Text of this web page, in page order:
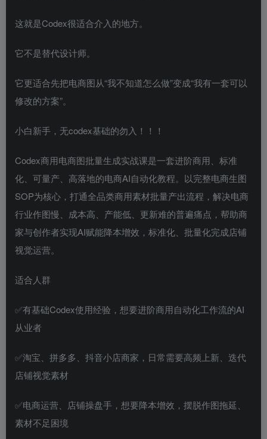
这就是Codex很适合介入的地方。
它不是替代设计师。
它更适合先把电商图从“我不知道怎么做”变成“我有一套可以
修改的方案”。
小白新手，无codex基础的勿入！！！
Codex商用电商图批量生成实战课是一套进阶商用、标准
化、可量产、高落地的电商AI自动化教程。以完整电商生图
SOP为核心，打通全品类商用素材批量产出流程，解决电商
行业作图慢、成本高、产能低、更新难的普遍痛点，帮助商
家与创作者实现AI赋能降本增效，标准化、批量化完成店铺
视觉运营。
适合人群
✅有基础Codex使用经验，想要进阶商用自动化工作流的AI
从业者
✅淘宝、拼多多、抖音小店商家，日常需要高频上新、迭代
店铺视觉素材
✅电商运营、店铺操盘手，想要降本增效，摆脱作图拖延、
素材不足困境